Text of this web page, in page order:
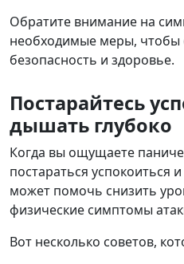
Обратите внимание на
необходимые меры, чтобы
безопасность и здоровье.
Постарайтесь
дышать глубоко
Когда вы ощущаете
постараться успокоиться
может помочь снизить
физические симптомы
Вот несколько советов,